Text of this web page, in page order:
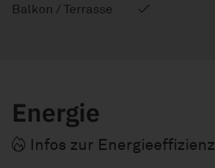
Balkon / Terrasse
Energie
Infos zur Energieeffizienz